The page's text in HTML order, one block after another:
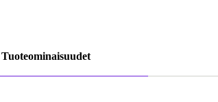
Tuoteominaisuudet